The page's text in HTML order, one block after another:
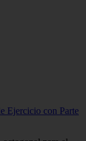
Ejercicio con Parte